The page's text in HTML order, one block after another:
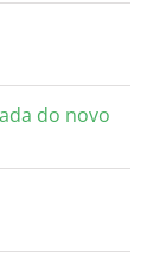
do novo